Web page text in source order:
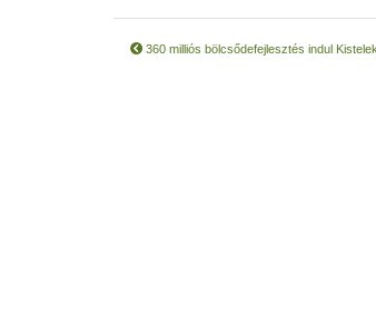
360 milliós bölcsődefejlesztés indul